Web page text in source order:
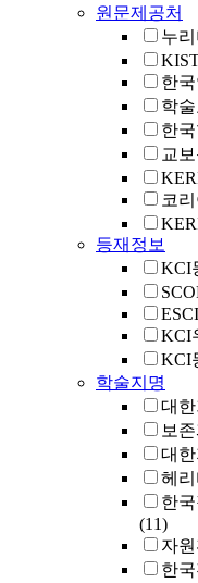
원문제공처
누
한
학
한
교
코
등재정보
KCI
ESCI
KCI
KCI
학술지명
대
보
대
헤리
한
(11)
자
한